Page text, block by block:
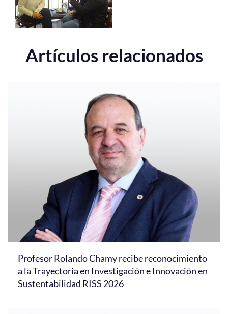
Artículos relacionados
Profesor Rolando Chamy recibe reconocimiento
a la Trayectoria en Investigación e Innovación en
Sustentabilidad RISS 2026